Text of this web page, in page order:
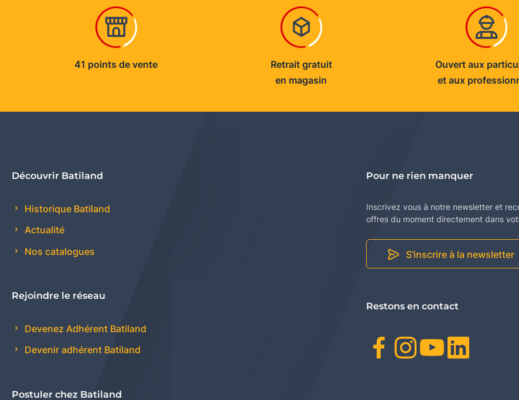
41 points de vente
Retrait gratuit
en magasin
Ouvert aux
et aux
Découvrir Batiland
Historique Batiland
Actualité
Nos catalogues
Rejoindre le réseau
Devenez Adhérent Batiland
Devenir adhérent Batiland
Postuler chez Batiland
Pour ne rien manquer
Inscrivez vous à notre newsletter et
offres du moment directement dans
S'inscrire à la newsletter
Restons en contact
Facebook